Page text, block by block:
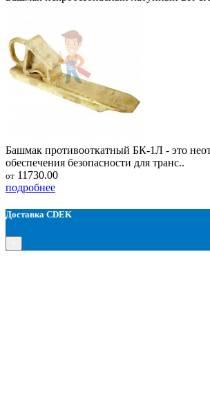
Башмак противооткатный БК-1Л - это
обеспечения безопасности для транс..
от 11730.00
подробнее
Доставка CDEK